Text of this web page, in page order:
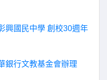
興國民中學 創校30週年
銀行文教基金會辦理